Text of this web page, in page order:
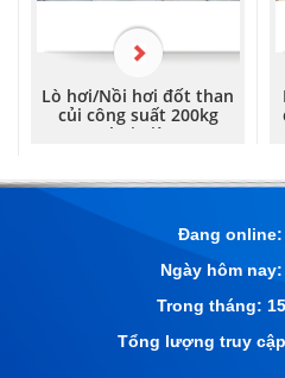
Lò hơi/Nồi hơi đốt than
củi công suất 200kg
hơi/giờ
Đang online:
Ngày hôm nay:
Trong tháng:
Tổng lượng truy